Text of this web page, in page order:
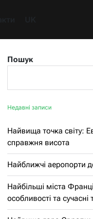
Пошук
Недавні записи
Найвища точка світу:
справжня висота
Найближчі аеропорти
Найбільші міста
особливості та сучасні